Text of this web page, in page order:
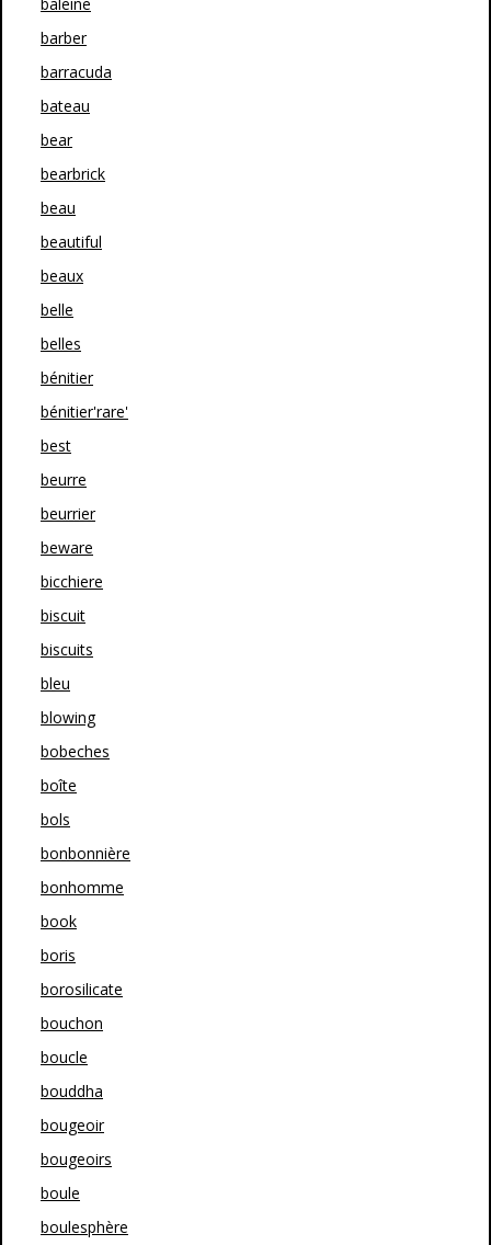
barber
barracuda
bateau
bear
bearbrick
beau
beautiful
beaux
belle
belles
bénitier
bénitier'rare'
best
beurre
beurrier
beware
bicchiere
biscuit
biscuits
bleu
blowing
bobeches
boîte
bols
bonbonnière
bonhomme
book
boris
borosilicate
bouchon
boucle
bouddha
bougeoir
bougeoirs
boule
boulesphère